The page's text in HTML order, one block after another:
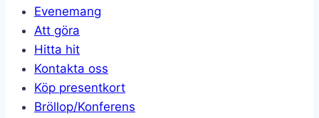
Evenemang
Att göra
Hitta hit
Kontakta oss
Köp presentkort
Bröllop/Konferens